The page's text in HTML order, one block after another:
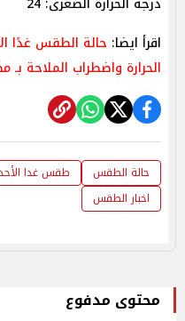
اقرأ ايضا:
الحرارة واضطراب الملاحة بـ
حالة الطقس طقس غدا
اخبار الطقس
محتوى مدفوع